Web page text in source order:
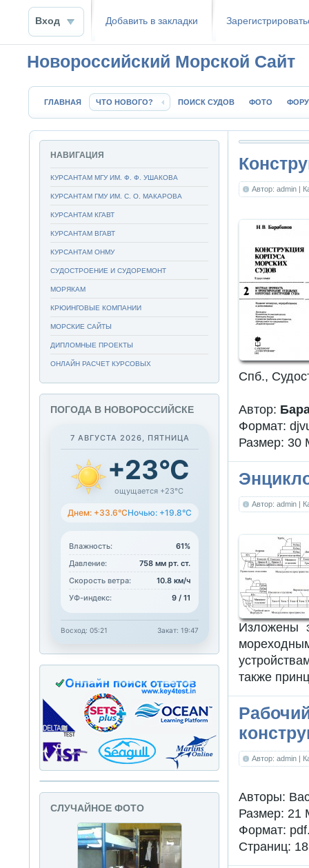
Вход Добавить в закладки
Новороссийский Морской Сайт
ГЛАВНАЯ ЧТО НОВОГО? ПОИСК СУДОВ ФОТО
Автор: admin |
Спб.,
Автор:
Формат:
Размер: 30
Автор: admin |
Изложены
также
Автор: admin |
Авторы:
Размер: 21
Формат:
Страниц:
НАВИГАЦИЯ
КУРСАНТАМ МГУ ИМ. Ф. Ф. УШАКОВА
КУРСАНТАМ ГМУ ИМ. С. О. МАКАРОВА
КУРСАНТАМ КГАВТ
КУРСАНТАМ ВГАВТ
КУРСАНТАМ ОНМУ
СУДОСТРОЕНИЕ И СУДОРЕМОНТ
МОРЯКАМ
КРЮИНГОВЫЕ КОМПАНИИ
МОРСКИЕ САЙТЫ
ДИПЛОМНЫЕ ПРОЕКТЫ
ОНЛАЙН РАСЧЕТ КУРСОВЫХ
ПОГОДА В НОВОРОССИЙСКЕ
7 АВГУСТА 2026, ПЯТНИЦА
+23°C
ощущается +23°C
Днем: +33.6°CНочью: +19.8°C
Влажность:
61%
Давление:
758 мм рт. ст.
Скорость ветра:
10.8 км/ч
УФ-индекс:
9 / 11
Восход: 05:21 Закат: 19:47
СЛУЧАЙНОЕ ФОТО